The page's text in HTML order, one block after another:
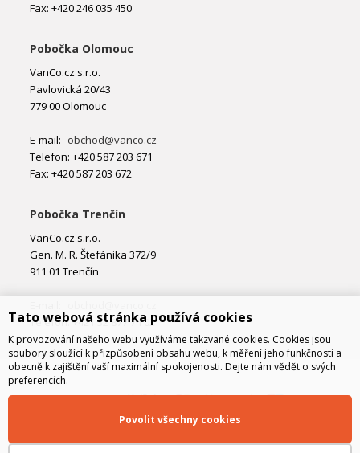
Fax: +420 246 035 450
Pobočka Olomouc
VanCo.cz s.r.o.
Pavlovická 20/43
779 00 Olomouc
E-mail: obchod@vanco.cz
Telefon: +420 587 203 671
Fax: +420 587 203 672
Pobočka Trenčín
VanCo.cz s.r.o.
Gen. M. R. Štefánika 372/9
911 01 Trenčín
Telefon: +421 32 877 74 02
Tato webová stránka používá cookies
K provozování našeho webu využíváme takzvané cookies. Cookies jsou
soubory sloužící k přizpůsobení obsahu webu, k měření jeho funkčnosti a
obecně k zajištění vaší maximální spokojenosti. Dejte nám vědět o svých
preferencích.
Povolit všechny cookies